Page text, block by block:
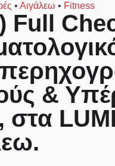
• Αιγάλεω • Fitness
Full
&
στα